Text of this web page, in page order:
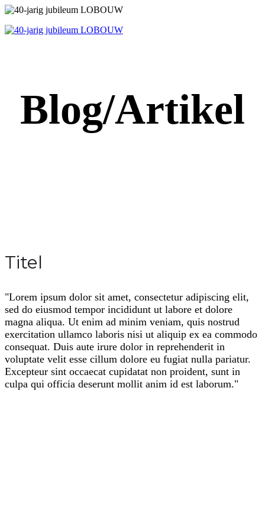
Blog/Artikel
Titel
"Lorem ipsum dolor sit amet, consectetur adipiscing elit,
sed do eiusmod tempor incididunt ut labore et dolore
magna aliqua. Ut enim ad minim veniam, quis nostrud
exercitation ullamco laboris nisi ut aliquip ex ea commodo
consequat. Duis aute irure dolor in reprehenderit in
voluptate velit esse cillum dolore eu fugiat nulla pariatur.
Excepteur sint occaecat cupidatat non proident, sunt in
culpa qui officia deserunt mollit anim id est laborum."